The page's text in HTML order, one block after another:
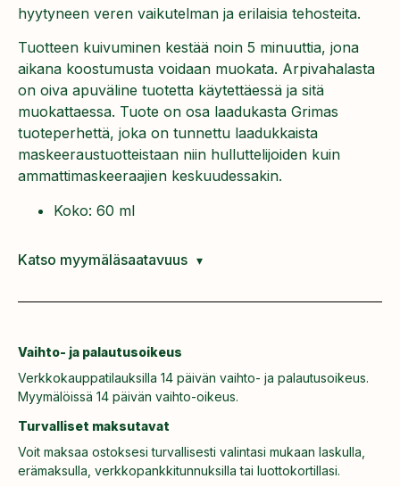
hyytyneen veren vaikutelman ja erilaisia tehosteita.
Tuotteen kuivuminen kestää noin 5 minuuttia, jona
aikana koostumusta voidaan muokata. Arpivahalasta
on oiva apuväline tuotetta käytettäessä ja sitä
muokattaessa. Tuote on osa laadukasta Grimas
tuoteperhettä, joka on tunnettu laadukkaista
maskeeraustuotteistaan niin hulluttelijoiden kuin
ammattimaskeeraajien keskuudessakin.
Koko: 60 ml
Katso myymäläsaatavuus
Vaihto- ja palautusoikeus
Verkkokauppatilauksilla 14 päivän vaihto- ja palautusoikeus.
Myymälöissä 14 päivän vaihto-oikeus.
Turvalliset maksutavat
Voit maksaa ostoksesi turvallisesti valintasi mukaan laskulla,
erämaksulla, verkkopankkitunnuksilla tai luottokortillasi.